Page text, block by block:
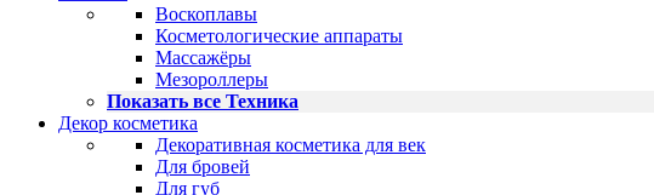
Воскоплавы
Косметологические аппараты
Массажёры
Мезороллеры
Показать все Техника
Декор косметика
Декоративная косметика для век
Для бровей
Для губ